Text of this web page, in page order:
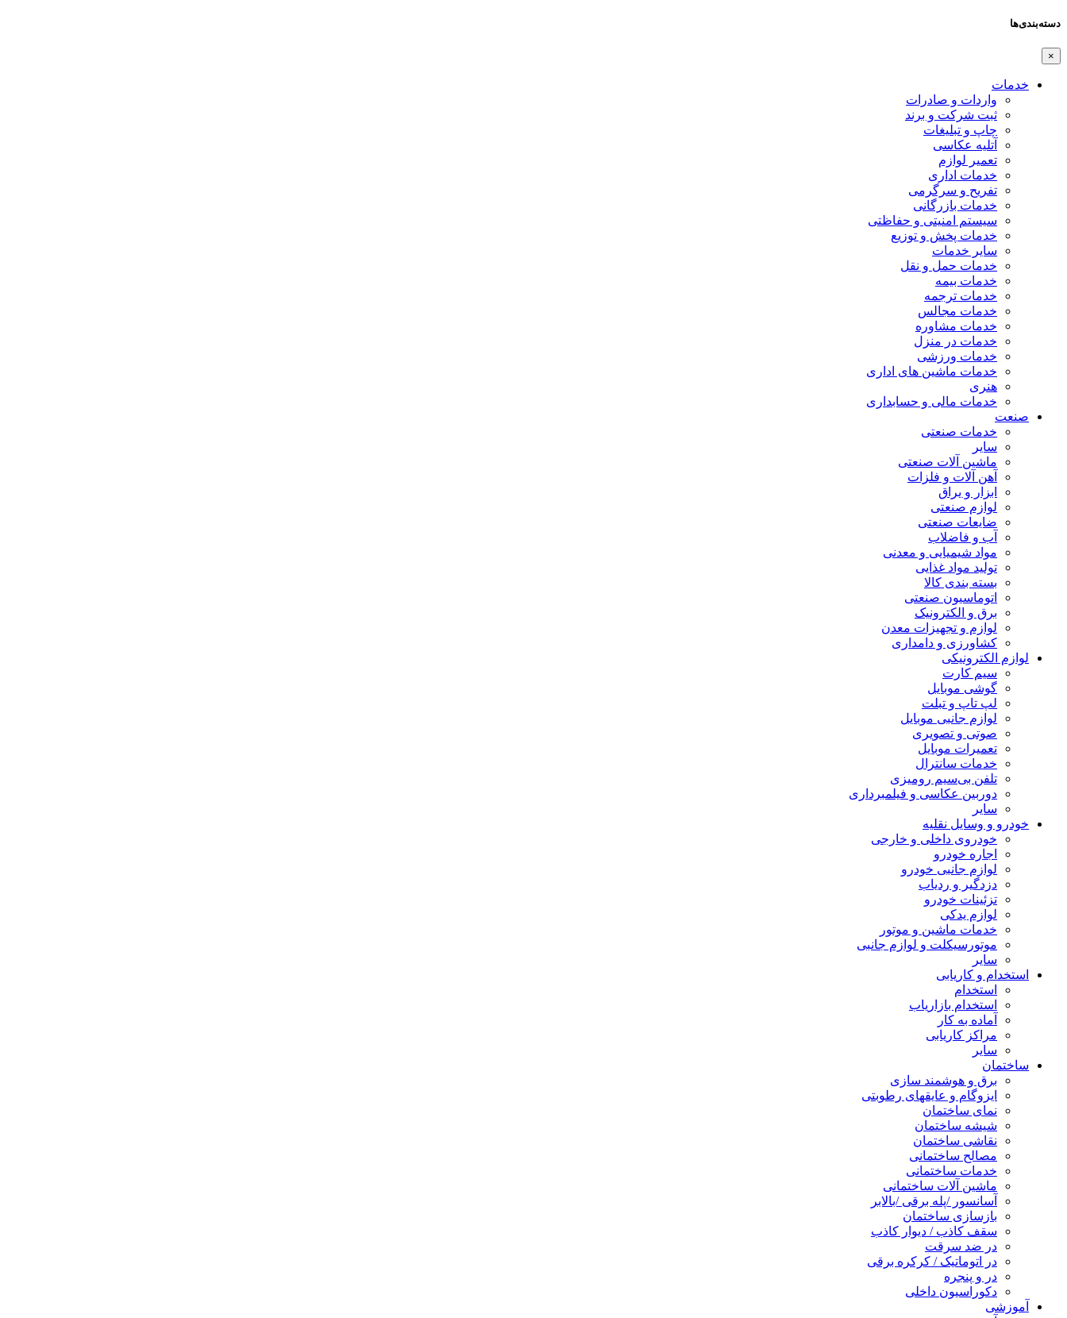
دسته‌بندی‌ها
×
خدمات
واردات و صادرات
ثبت شرکت و برند
چاپ و تبلیغات
آتلیه عکاسی
تعمیر لوازم
خدمات اداری
تفریح و سرگرمی
خدمات بازرگانی
سیستم امنیتی و حفاظتی
خدمات پخش و توزیع
سایر خدمات
خدمات حمل و نقل
خدمات بیمه
خدمات ترجمه
خدمات مجالس
خدمات مشاوره
خدمات در منزل
خدمات ورزشی
خدمات ماشین های اداری
هنری
خدمات مالی و حسابداری
صنعت
خدمات صنعتی
سایر
ماشین آلات صنعتی
آهن آلات و فلزات
ابزار و یراق
لوازم صنعتی
ضایعات صنعتی
آب و فاضلاب
مواد شیمیایی و معدنی
تولید مواد غذایی
بسته بندی کالا
اتوماسیون صنعتی
برق و الکترونیک
لوازم و تجهیزات معدن
کشاورزی و دامداری
لوازم الکترونیکی
سیم کارت
گوشی موبایل
لپ تاپ و تبلت
لوازم جانبی موبایل
صوتی و تصویری
تعمیرات موبایل
خدمات سانترال
تلفن بی‌سیم رومیزی
دوربین عکاسی و فیلمبرداری
سایر
خودرو و وسایل نقلیه
خودروی داخلی و خارجی
اجاره خودرو
لوازم جانبی خودرو
دزدگیر و ردیاب
تزئینات خودرو
لوازم یدکی
خدمات ماشین و موتور
موتورسیکلت و لوازم جانبی
سایر
استخدام و کاریابی
استخدام
استخدام بازاریاب
آماده به کار
مراکز کاریابی
سایر
ساختمان
برق و هوشمند سازی
ایزوگام و عایقهای رطوبتی
نمای ساختمان
شیشه ساختمان
نقاشی ساختمان
مصالح ساختمانی
خدمات ساختمانی
ماشین آلات ساختمانی
آسانسور /پله برقی /بالابر
بازسازی ساختمان
سقف کاذب / دیوار کاذب
در ضد سرقت
در اتوماتیک / کرکره برقی
در و پنجره
دکوراسیون داخلی
آموزشی